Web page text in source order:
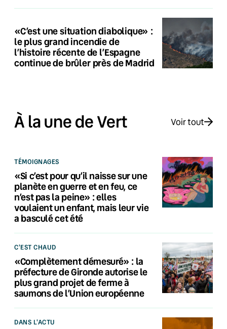
«C’est une situation diabolique» :
le plus grand incendie de
l’histoire récente de l’Espagne
continue de brûler près de Madrid
À la une de Vert Voir tout
TÉMOIGNAGES
«Si c’est pour qu’il naisse sur une
planète en guerre et en feu, ce
n’est pas la peine» : elles
voulaient un enfant, mais leur vie
a basculé cet été
C'EST CHAUD
«Complètement démesuré» : la
préfecture de Gironde autorise le
plus grand projet de ferme à
saumons de l’Union européenne
DANS L'ACTU